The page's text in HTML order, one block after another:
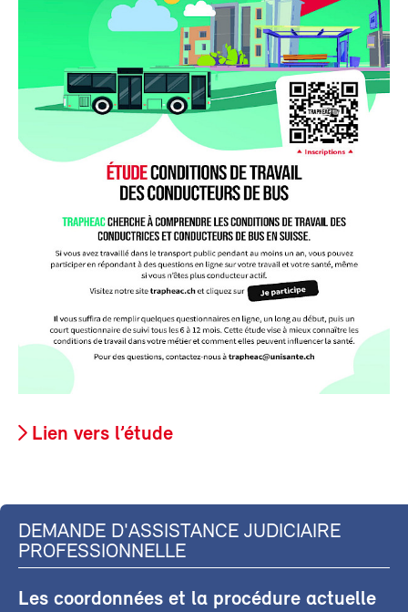
Lien vers l’étude
DEMANDE D'ASSISTANCE JUDICIAIRE
PROFESSIONNELLE
Les coordonnées et la procédure actuelle